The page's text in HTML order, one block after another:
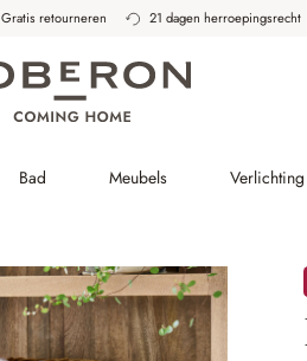
Gratis retourneren 21 dagen herroepingsrecht
Bad Meubels Verlichting